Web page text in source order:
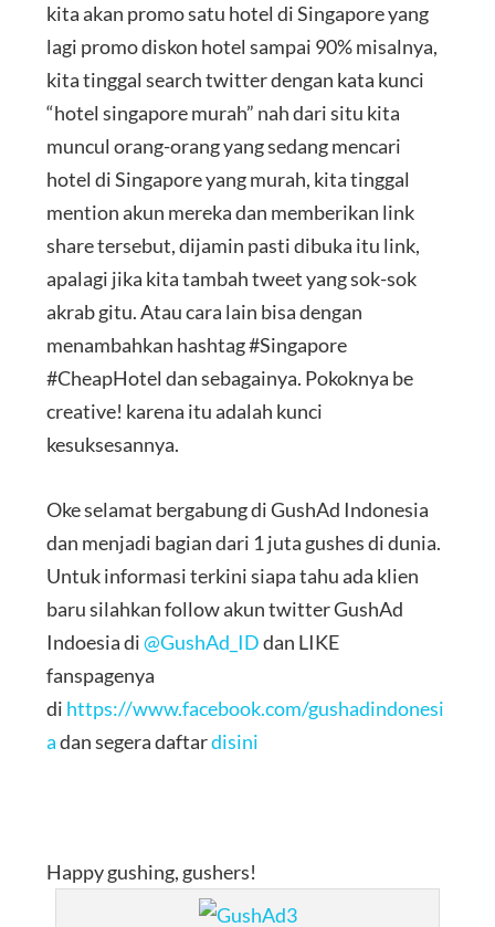
kita akan promo satu hotel di Singapore yang
lagi promo diskon hotel sampai 90% misalnya,
kita tinggal search twitter dengan kata kunci
“hotel singapore murah” nah dari situ kita
muncul orang-orang yang sedang mencari
hotel di Singapore yang murah, kita tinggal
mention akun mereka dan memberikan link
share tersebut, dijamin pasti dibuka itu link,
apalagi jika kita tambah tweet yang sok-sok
akrab gitu. Atau cara lain bisa dengan
menambahkan hashtag #Singapore
#CheapHotel dan sebagainya. Pokoknya be
creative! karena itu adalah kunci
kesuksesannya.
Oke selamat bergabung di GushAd Indonesia
dan menjadi bagian dari 1 juta gushes di dunia.
Untuk informasi terkini siapa tahu ada klien
baru silahkan follow akun twitter GushAd
Indoesia di@GushAd_IDdan LIKE
fanspagenya
di https://www.facebook.com/gushadindonesi
adan segera daftardisini
Happy gushing, gushers!